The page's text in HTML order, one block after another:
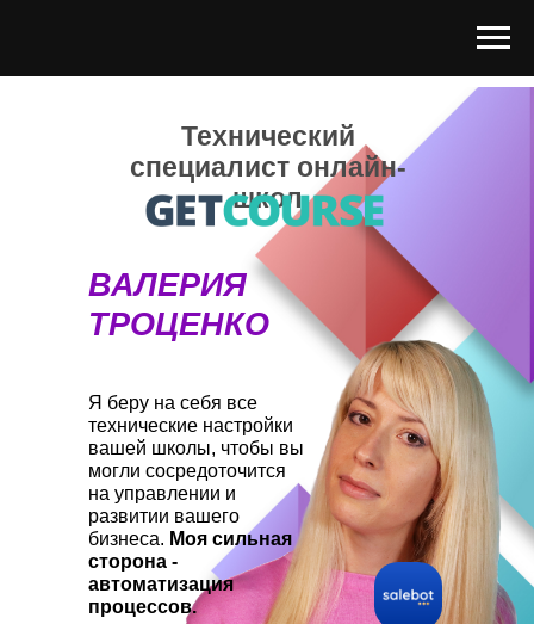
Технический
специалист онлайн-
школ
ВАЛЕРИЯ
ТРОЦЕНКО
Я беру на себя все
технические настройки
вашей школы, чтобы вы
могли сосредоточится
на управлении и
развитии вашего
бизнеса. Моя сильная
сторона -
автоматизация
процессов.